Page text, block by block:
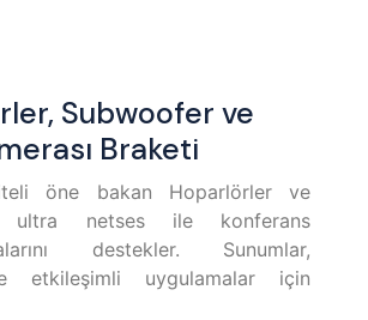
Subwoofer ve
Braketi
öne bakan Hoparlörler ve
ultra netses ile konferans
destekler. Sunumlar,
etkileşimli uygulamalar için